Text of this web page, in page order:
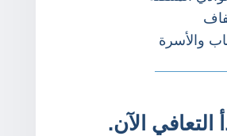
والأسرة
التعافي الآن.